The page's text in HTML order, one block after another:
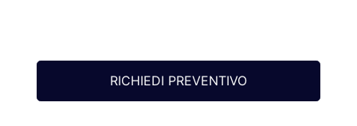
RICHIEDI PREVENTIVO